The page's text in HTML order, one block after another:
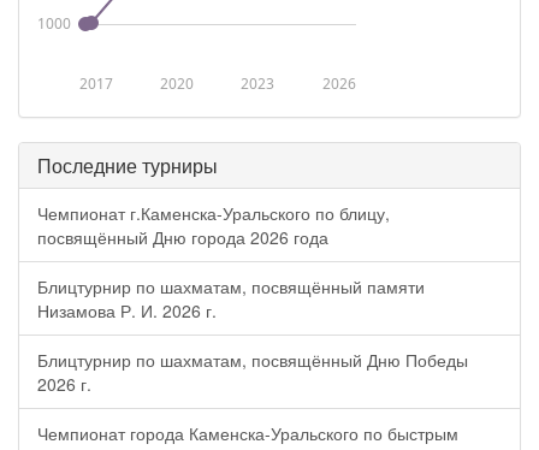
2017 2020 2023 2026
1000
Последние турниры
Чемпионат г.Каменска-Уральского по блицу,
посвящённый Дню города 2026 года
Блицтурнир по шахматам, посвящённый памяти
Низамова Р. И. 2026 г.
Блицтурнир по шахматам, посвящённый Дню Победы
2026 г.
Чемпионат города Каменска-Уральского по быстрым